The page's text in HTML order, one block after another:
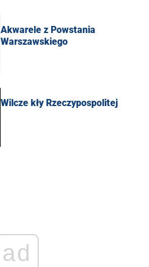
Akwarele z Powstania
Warszawskiego
Wilcze kły Rzeczypospolitej
ad